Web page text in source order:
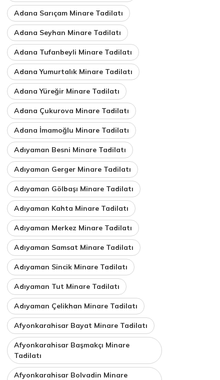
Adana Sarıçam Minare Tadilatı
Adana Seyhan Minare Tadilatı
Adana Tufanbeyli Minare Tadilatı
Adana Yumurtalık Minare Tadilatı
Adana Yüreğir Minare Tadilatı
Adana Çukurova Minare Tadilatı
Adana İmamoğlu Minare Tadilatı
Adıyaman Besni Minare Tadilatı
Adıyaman Gerger Minare Tadilatı
Adıyaman Gölbaşı Minare Tadilatı
Adıyaman Kahta Minare Tadilatı
Adıyaman Merkez Minare Tadilatı
Adıyaman Samsat Minare Tadilatı
Adıyaman Sincik Minare Tadilatı
Adıyaman Tut Minare Tadilatı
Adıyaman Çelikhan Minare Tadilatı
Afyonkarahisar Bayat Minare Tadilatı
Afyonkarahisar Başmakçı Minare
Tadilatı
Afyonkarahisar Bolvadin Minare